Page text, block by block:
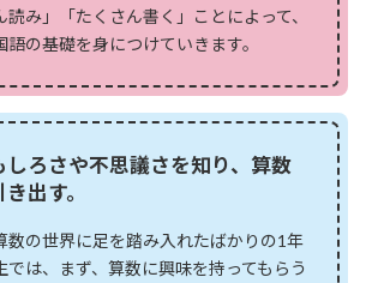
読み」「たくさん書く」ことによって、
語の基礎を身につけていきます。
しろさや不思議さを知り、算数
出す。
数の世界に足を踏み入れたばかりの1年
では、まず、算数に興味を持ってもらう